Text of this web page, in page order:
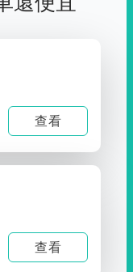
查看
查看